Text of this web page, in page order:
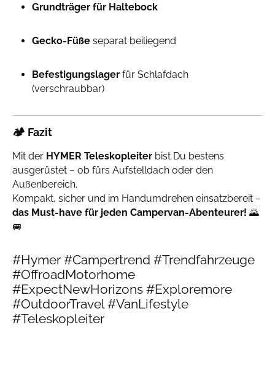
Grundträger für Haltebock
Gecko-Füße separat beiliegend
Befestigungslager für Schlafdach
(verschraubbar)
🏕️ Fazit
Mit der HYMER Teleskopleiter bist Du bestens
ausgerüstet – ob fürs Aufstelldach oder den
Außenbereich.
Kompakt, sicher und im Handumdrehen einsatzbereit –
das Must-have für jeden Campervan-Abenteurer! 🌄
🚐
#Hymer #Campertrend #Trendfahrzeuge
#OffroadMotorhome
#ExpectNewHorizons #Exploremore
#OutdoorTravel #VanLifestyle
#Teleskopleiter